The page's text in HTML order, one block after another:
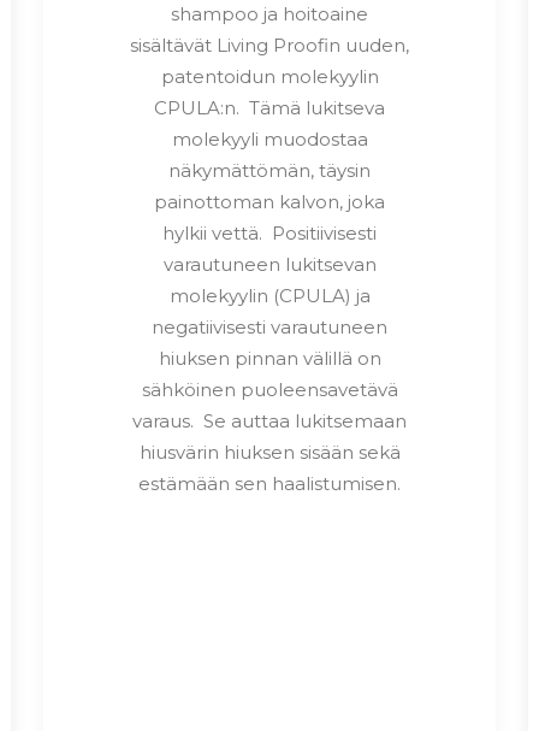
shampoo ja hoitoaine
sisältävät Living Proofin uuden,
patentoidun molekyylin
CPULA:n. Tämä lukitseva
molekyyli muodostaa
näkymättömän, täysin
painottoman kalvon, joka
hylkii vettä. Positiivisesti
varautuneen lukitsevan
molekyylin (CPULA) ja
negatiivisesti varautuneen
hiuksen pinnan välillä on
sähköinen puoleensavetävä
varaus. Se auttaa lukitsemaan
hiusvärin hiuksen sisään sekä
estämään sen haalistumisen.